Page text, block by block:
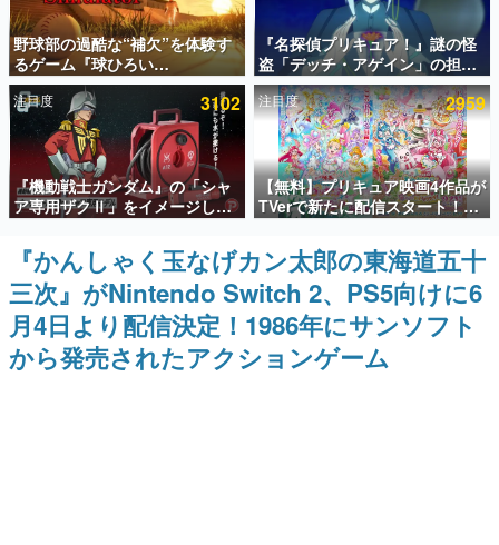
アプリセール情報
インタビュー
連載・特集一覧
殿堂入り記事
SNS拡散数が数千以上！ ページビュー数万以上！ などな
ど。多くの人々に読まれた、電ファミ渾身の“殿堂入り”記
事をまとめました。
ゲームの企画書
名作ゲームクリエイターの方々に製作時のエピソードをお
聞きし、ヒットする企画（ゲーム）とは何か？を探ってい
きます。
赫本
この物語を解いてはいけない。『赫本』は、〈試験問題〉
野球部の過酷な“補欠”を体験す
るゲーム『球ひろい
Simulator』が「1件」のウィッ
シュリストをもとにチェコ語に
対応しSNSで話題に。『キング
ダム・カム』開発元やチェコの
プロ野球選手から称賛の声
『名探偵プリキュア！』謎の怪
盗「デッチ・アゲイン」の担当
キャストは天﨑滉平さんと判
明。『Re:ゼロから始める異世
界生活』オットー役、『ヒプノ
シスマイク』山田三郎役など
注目度 3102
『機動戦士ガンダム』の「シャ
ア専用ザクⅡ」をイメージした
散水ホースリールが予約開始。
本体にはシャアのパーソナルマ
ークやジオン公国軍のエンブレ
ム、型式番号などを配置
注目度 2959
【無料】プリキュア映画4作品が
TVerで新たに配信スタート！な
んと2018年～2024年の映画ほぼ
すべてが見放題に、ぶっちゃけ
ありえないラインナップ
『かんしゃく玉なげカン太郎の東海道五十
三次』がNintendo Switch 2、PS5向けに6
月4日より配信決定！1986年にサンソフト
から発売されたアクションゲーム